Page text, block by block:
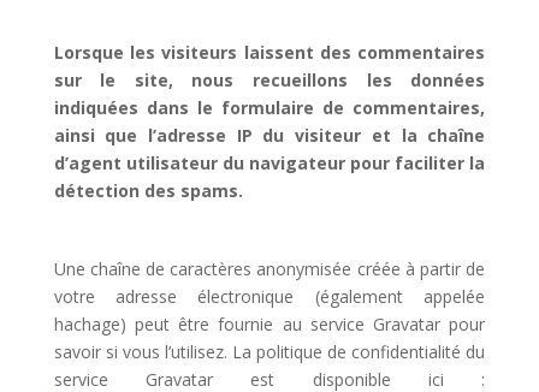
Lorsque les visiteurs laissent des commentaires
sur le site, nous recueillons les données
indiquées dans le formulaire de commentaires,
ainsi que l’adresse IP du visiteur et la chaîne
d’agent utilisateur du navigateur pour faciliter la
détection des spams.
Une chaîne de caractères anonymisée créée à partir de
votre adresse électronique (également appelée
hachage) peut être fournie au service Gravatar pour
savoir si vous l’utilisez. La politique de confidentialité du
service Gravatar est disponible ici :